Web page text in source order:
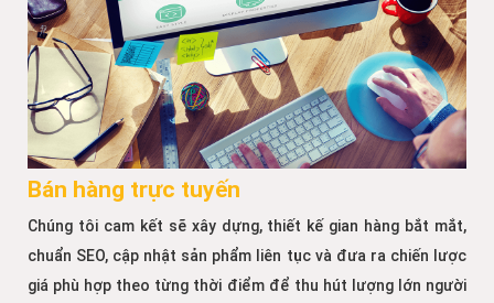
Bán hàng trực tuyến
Chúng tôi cam kết sẽ xây dựng, thiết kế gian hàng bắt mắt,
chuẩn SEO, cập nhật sản phẩm liên tục và đưa ra chiến lược
giá phù hợp theo từng thời điểm để thu hút lượng lớn người